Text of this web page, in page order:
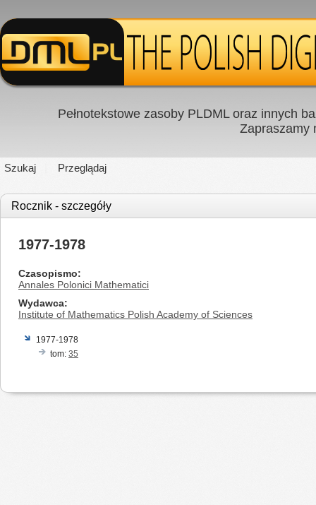
Pełnotekstowe zasoby PLDML oraz innych
Zapraszamy
Szukaj Przeglądaj
Rocznik - szczegóły
1977-1978
Czasopismo
Annales Polonici Mathematici
Wydawca
Institute of Mathematics Polish Academy of Sciences
1977-1978
tom: 35